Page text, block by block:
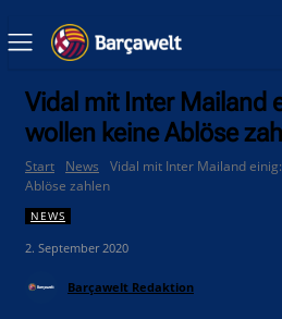
Vidal mit Inter Mailand
wollen keine Ablöse
Start News
Vidal mit Inter Mailand
Ablöse zahlen
NEWS
2. September 2020
Barçawelt Redaktion